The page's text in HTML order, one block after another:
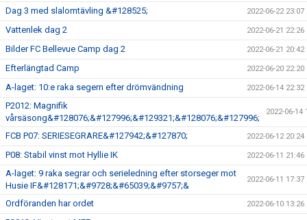
Dag 3 med slalomtävling &#128525; 2022-06-22 23:07
Vattenlek dag 2 2022-06-21 22:26
Bilder FC Bellevue Camp dag 2 2022-06-21 20:42
Efterlängtad Camp 2022-06-20 22:20
A-laget: 10:e raka segern efter drömvändning 2022-06-14 22:32
P2012: Magnifik
vårsäsong&#128076;&#127996;&#129321;&#128076;&#127996;
2022-06-14
FCB P07: SERIESEGRARE&#127942;&#127870; 2022-06-12 20:24
P08: Stabil vinst mot Hyllie IK 2022-06-11 21:46
A-laget: 9 raka segrar och serieledning efter storseger mot
Husie IF&#128171;&#9728;&#65039;&#9757;&
2022-06-11 17:37
Ordföranden har ordet 2022-06-10 13:26